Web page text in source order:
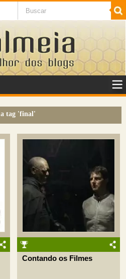
SaÃºde
tag 'final'
Contando os Filmes